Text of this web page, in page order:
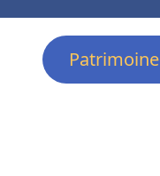
Patrimoine